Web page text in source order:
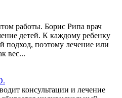
работы. Борис Рипа врач
детей. К каждому ребенку
подход, поэтому лечение или
вес...
консультации и лечение